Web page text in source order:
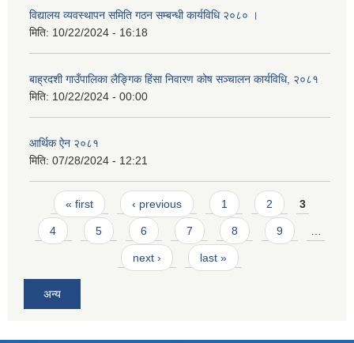
विद्यालय व्यवस्थापन समिति गठन सम्बन्धी कार्यविधि २०८० ।
मिति: 10/22/2024 - 16:18
बाह्रदशी गाउँपालिका लैङ्गिक हिंसा निवारण कोष सञ्चालन कार्यविधि, २०८१
मिति: 10/22/2024 - 00:00
आर्थिक ऐन २०८१
मिति: 07/28/2024 - 12:21
Pages
« first ‹ previous 1 2 3
4 5 6 7 8 9
next › last »
अन्य